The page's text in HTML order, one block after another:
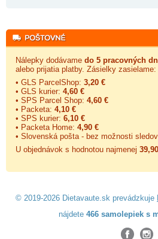
Nálepky dodávame do 5 pracovných
alebo prijatia platby. Zásielky zasielame:
• GLS ParcelShop: 3,20 €
• GLS kurier: 4,60 €
• SPS Parcel Shop: 4,60 €
• Packeta: 4,10 €
• SPS kurier: 6,10 €
• Packeta Home: 4,90 €
• Slovenská pošta - bez možnosti
U objednávok s hodnotou najmenej
© 2019-2026 Dietavaute.sk prevádzkuje
nájdete 466 samolepiek s